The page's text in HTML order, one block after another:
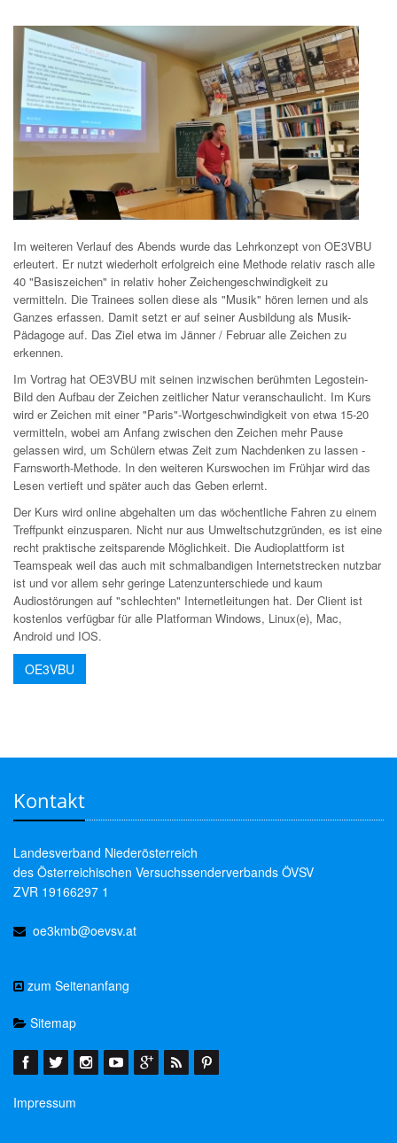
Im weiteren Verlauf des Abends wurde das Lehrkonzept von OE3VBU
erleutert. Er nutzt wiederholt erfolgreich eine Methode relativ rasch alle
40 "Basiszeichen" in relativ hoher Zeichengeschwindigkeit zu
vermitteln. Die Trainees sollen diese als "Musik" hören lernen und als
Ganzes erfassen. Damit setzt er auf seiner Ausbildung als Musik-
Pädagoge auf. Das Ziel etwa im Jänner / Februar alle Zeichen zu
erkennen.
Im Vortrag hat OE3VBU mit seinen inzwischen berühmten Legostein-
Bild den Aufbau der Zeichen zeitlicher Natur veranschaulicht. Im Kurs
wird er Zeichen mit einer "Paris"-Wortgeschwindigkeit von etwa 15-20
vermitteln, wobei am Anfang zwischen den Zeichen mehr Pause
gelassen wird, um Schülern etwas Zeit zum Nachdenken zu lassen -
Farnsworth-Methode. In den weiteren Kurswochen im Frühjar wird das
Lesen vertieft und später auch das Geben erlernt.
Der Kurs wird online abgehalten um das wöchentliche Fahren zu einem
Treffpunkt einzusparen. Nicht nur aus Umweltschutzgründen, es ist eine
recht praktische zeitsparende Möglichkeit. Die Audioplattform ist
Teamspeak weil das auch mit schmalbandigen Internetstrecken nutzbar
ist und vor allem sehr geringe Latenzunterschiede und kaum
Audiostörungen auf "schlechten" Internetleitungen hat. Der Client ist
kostenlos verfügbar für alle Platforman Windows, Linux(e), Mac,
Android und IOS.
OE3VBU
Kontakt
Landesverband Niederösterreich
des Österreichischen Versuchssenderverbands ÖVSV
ZVR 19166297 1
oe3kmb@oevsv.at
zum Seitenanfang
Sitemap
Impressum